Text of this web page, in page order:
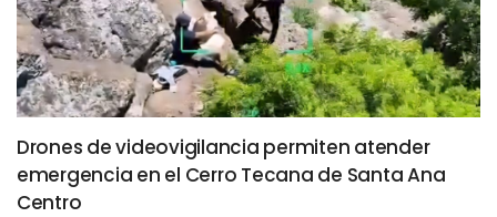
Drones de videovigilancia permiten atender
emergencia en el Cerro Tecana de Santa Ana
Centro